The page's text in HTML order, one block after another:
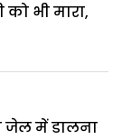
भी मारा,
जेल में डालना